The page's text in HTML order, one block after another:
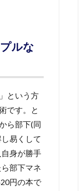
ルな
という方
です。と
ら部下(同
易くして
身が勝手
部下マネ
円の本で